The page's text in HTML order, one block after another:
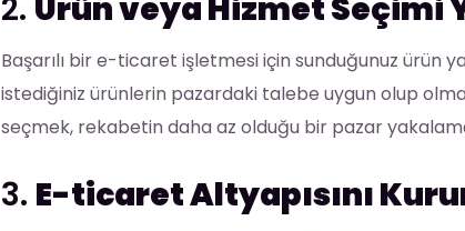
2. Ürün veya Hizmet Seçimi
Başarılı bir e-ticaret işletmesi için sunduğunuz ürün
istediğiniz ürünlerin pazardaki talebe uygun olup
seçmek, rekabetin daha az olduğu bir pazar
3. E-ticaret Altyapısını